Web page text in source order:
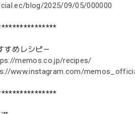
blog/2025/09/05/000000
すめレシピ－
memos.co.jp/recipes/
www.instagram.com/